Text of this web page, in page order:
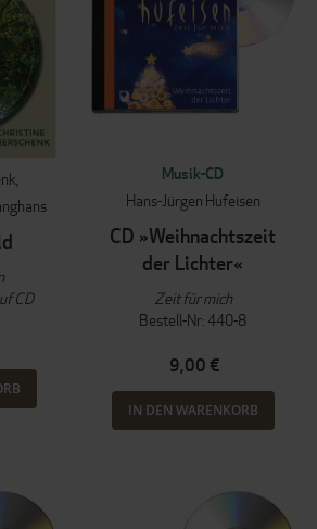
CD
Musik-CD
Hans-Jürgen Hufeisen
CD »Weihnachtszeit
der Lichter«
Zeit für mich
Bestell-Nr: 440-8
9,00 €
IN DEN WARENKORB